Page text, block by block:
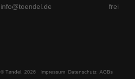
info@toendel.de
frei
© Tøndel, 2026 Impressum Datenschutz AGBs